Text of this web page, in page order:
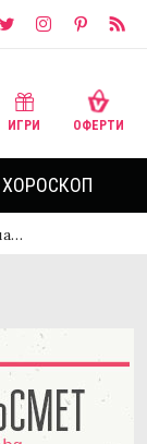
ИГРИ ОФЕРТИ
ХОРОСКОП